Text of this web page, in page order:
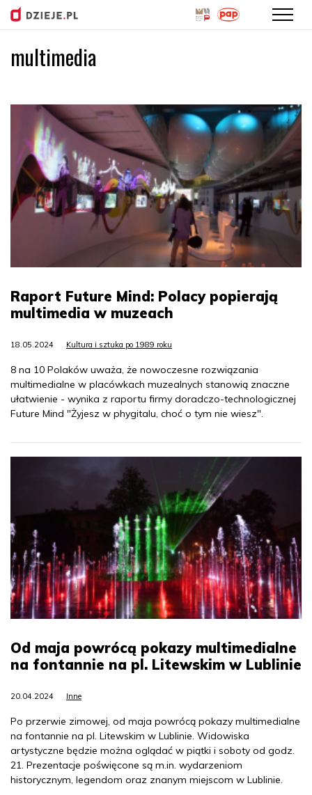
multimedia
Raport Future Mind: Polacy popierają
multimedia w muzeach
18.05.2024 Kultura i sztuka po 1989 roku
8 na 10 Polaków uważa, że nowoczesne rozwiązania
multimedialne w placówkach muzealnych stanowią znaczne
ułatwienie - wynika z raportu firmy doradczo-technologicznej
Future Mind "Żyjesz w phygitalu, choć o tym nie wiesz".
Od maja powrócą pokazy multimedialne
na fontannie na pl. Litewskim w Lublinie
20.04.2024 Inne
Po przerwie zimowej, od maja powrócą pokazy multimedialne
na fontannie na pl. Litewskim w Lublinie. Widowiska
artystyczne będzie można oglądać w piątki i soboty od godz.
21. Prezentacje poświęcone są m.in. wydarzeniom
historycznym, legendom oraz znanym miejscom w Lublinie.